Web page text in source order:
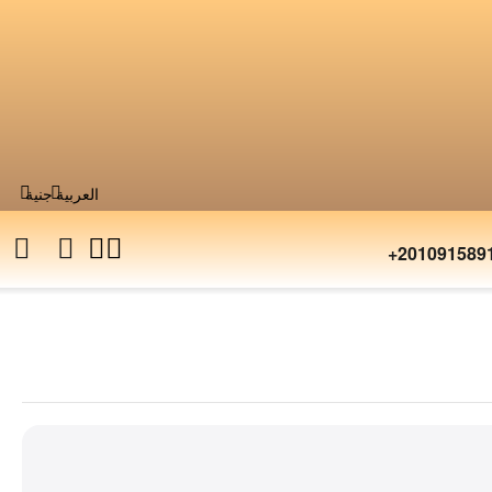
جنيةالعربية